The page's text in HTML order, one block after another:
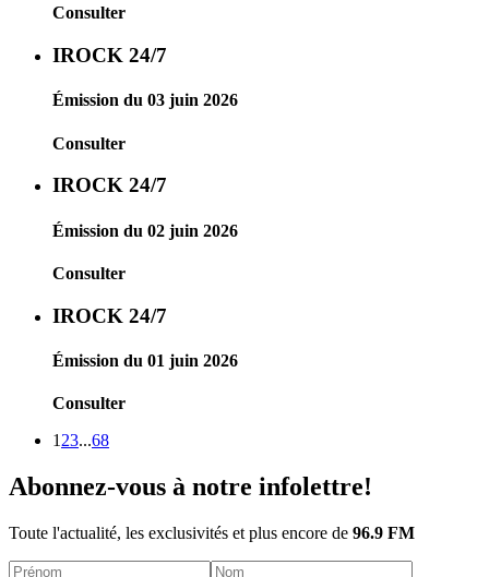
Consulter
IROCK 24/7
Émission du 03 juin 2026
Consulter
IROCK 24/7
Émission du 02 juin 2026
Consulter
IROCK 24/7
Émission du 01 juin 2026
Consulter
1 23...68
Abonnez-vous à notre infolettre!
Toute l'actualité, les exclusivités et plus encore de 96.9 FM